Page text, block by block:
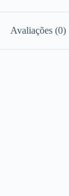
Avaliações (0)